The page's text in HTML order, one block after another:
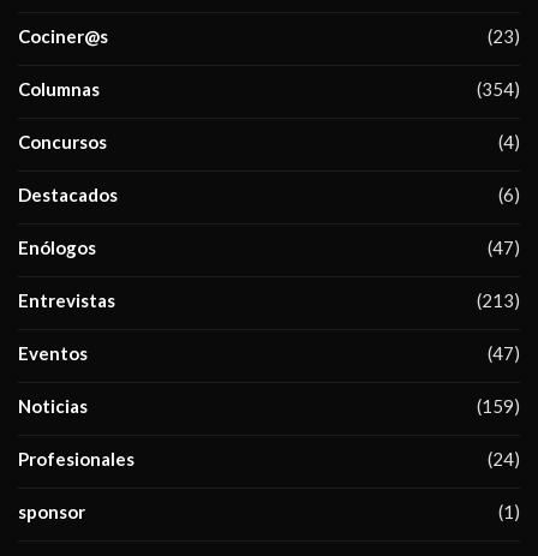
Cociner@s (23)
Columnas (354)
Concursos (4)
Destacados (6)
Enólogos (47)
Entrevistas (213)
Eventos (47)
Noticias (159)
Profesionales (24)
sponsor (1)